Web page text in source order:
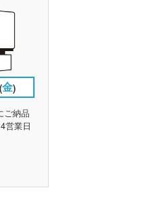
金)
ご納品
営業日